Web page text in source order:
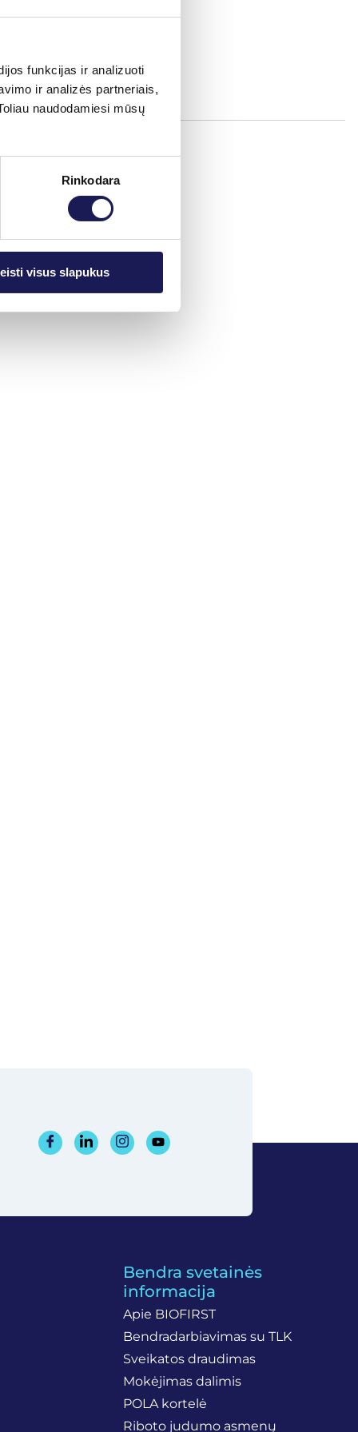
funkcijas ir analizuoti
ir analizės partneriais,
naudodamiesi mūsų
Rinkodara
visus slapukus
Bendra svetainės
informacija
Apie BIOFIRST
Bendradarbiavimas su TLK
Sveikatos draudimas
Mokėjimas dalimis
POLA kortelė
Riboto judumo asmenų